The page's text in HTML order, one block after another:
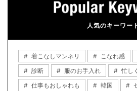
人気のキーワー
着こなしマンネリ こなれ感
診断
服のお手入れ
忙し
仕事もおしゃれも
韓国